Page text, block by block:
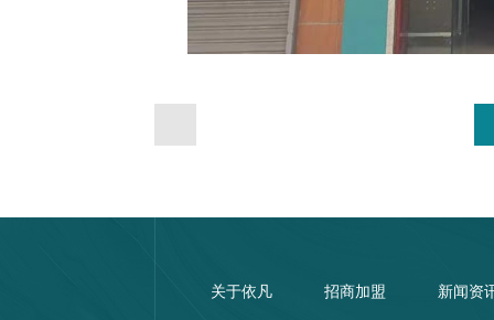
关于依凡 招商加盟 新闻资